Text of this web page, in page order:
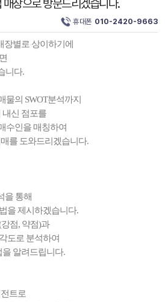
매장으로 방문드리겠습니다.
휴대폰 010-2420-9663
장별로 상이하기에
니다.
물의 SWOT분석까지
내신 점포를
수인을 매칭하여
를 도와드리겠습니다.
을 통해
을 제시하겠습니다.
점, 약점)과
도로 분석하여
알려드립니다.
트로